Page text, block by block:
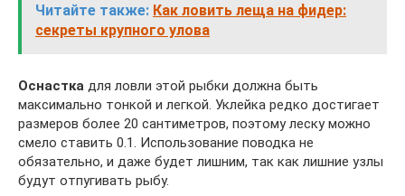
Читайте также: Как ловить леща на фидер:
секреты крупного улова
Оснастка для ловли этой рыбки должна быть
максимально тонкой и легкой. Уклейка редко достигает
размеров более 20 сантиметров, поэтому леску можно
смело ставить 0.1. Использование поводка не
обязательно, и даже будет лишним, так как лишние узлы
будут отпугивать рыбу.